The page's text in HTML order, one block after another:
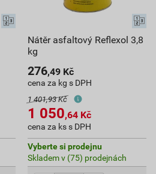
Nátěr asfaltový Reflexol 3,8
kg
276,49 Kč
cena za kg s DPH
1 401,93 Kč
1 050,64 Kč
cena za ks s DPH
Vyberte si prodejnu
Skladem v (75) prodejnách